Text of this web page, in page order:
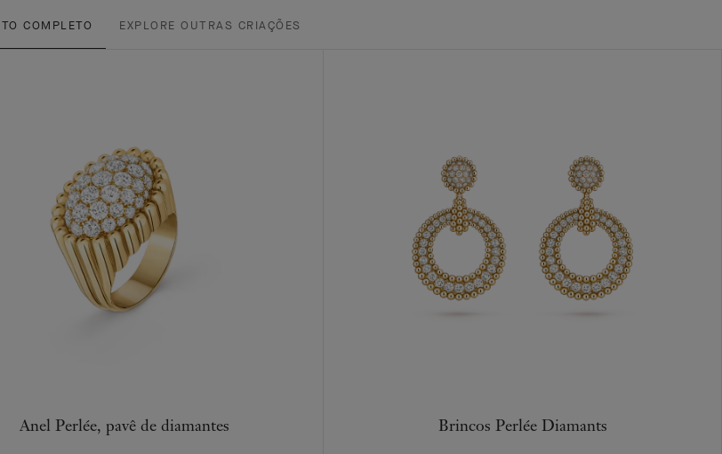
COMPLETO EXPLORE OUTRAS CRIAÇÕES
Anel Perlée, pavê de diamantes Brincos Perlée Diamants